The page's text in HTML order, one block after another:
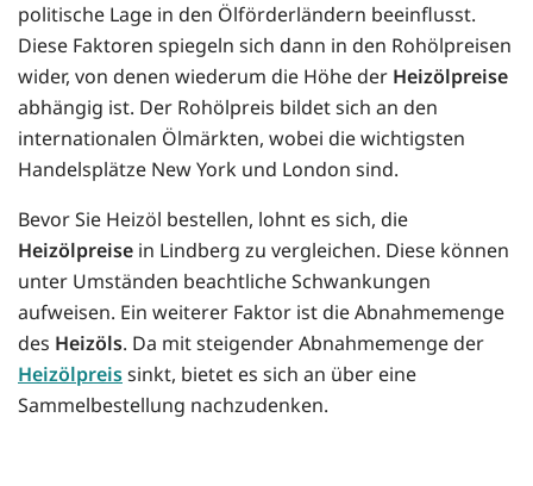
politische Lage in den Ölförderländern beeinflusst.
Diese Faktoren spiegeln sich dann in den Rohölpreisen
wider, von denen wiederum die Höhe der Heizölpreise
abhängig ist. Der Rohölpreis bildet sich an den
internationalen Ölmärkten, wobei die wichtigsten
Handelsplätze New York und London sind.
Bevor Sie Heizöl bestellen, lohnt es sich, die
Heizölpreise in Lindberg zu vergleichen. Diese können
unter Umständen beachtliche Schwankungen
aufweisen. Ein weiterer Faktor ist die Abnahmemenge
des Heizöls. Da mit steigender Abnahmemenge der
Heizölpreissinkt, bietet es sich an über eine
Sammelbestellung nachzudenken.